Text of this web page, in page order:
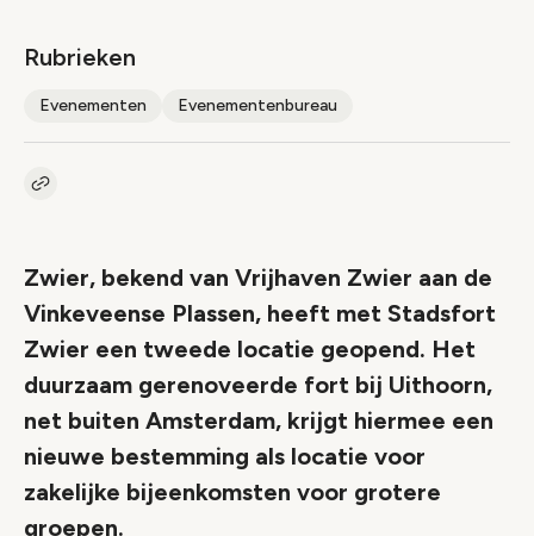
Rubrieken
Evenementen Evenementenbureau
Kopieer link naar artikel
Zwier, bekend van Vrijhaven Zwier aan de
Vinkeveense Plassen, heeft met Stadsfort
Zwier een tweede locatie geopend. Het
duurzaam gerenoveerde fort bij Uithoorn,
net buiten Amsterdam, krijgt hiermee een
nieuwe bestemming als locatie voor
zakelijke bijeenkomsten voor grotere
groepen.